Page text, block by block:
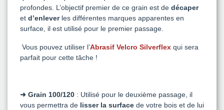
profondes. L’objectif premier de ce grain est de décaper
et d’enleverles différentes marques apparentes en
surface, il est utilisé pour le premier passage.
Vous pouvez utiliser l’Abrasif Velcro Silverflex qui sera
parfait pour cette tâche !
➜ Grain 100/120 : Utilisé pour le deuxième passage, il
vous permettra de lisser la surface de votre bois et de lui